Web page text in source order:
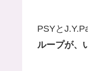
PSYと
ループが、